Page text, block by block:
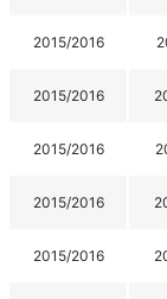
2015/2016
2015/2016
2015/2016
2015/2016
2015/2016